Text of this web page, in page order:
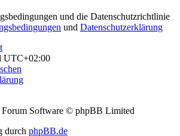
und die Datenschutzrichtlinie
und Datenschutzerklärung
UTC+02:00
Software © phpBB Limited
durch phpBB.de